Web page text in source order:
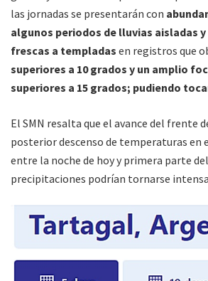
las jornadas se presentarán con
algunos periodos de lluvias aisladas
frescas a templadas en registros que
superiores a 10 grados y un amplio
superiores a 15 grados; pudiendo
El SMN resalta que el avance del frente
posterior descenso de temperaturas
entre la noche de hoy y primera parte
precipitaciones podrían tornarse